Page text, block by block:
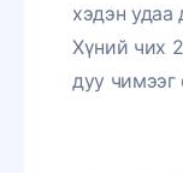
хэдэн удаа
Хүний чих
дуу чимээг